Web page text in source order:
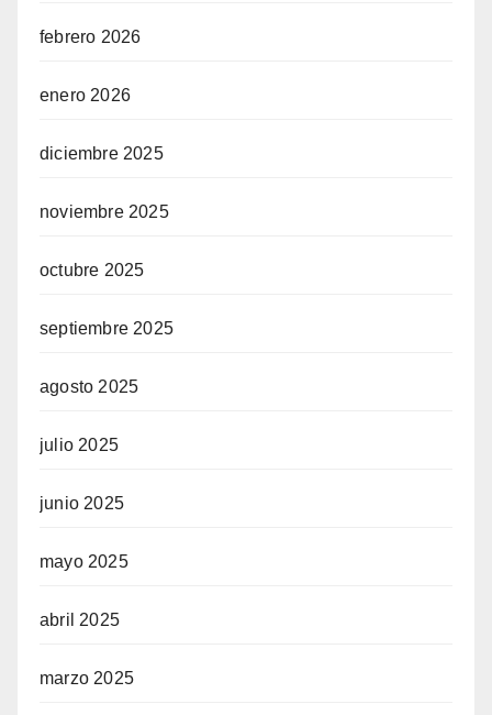
febrero 2026
enero 2026
diciembre 2025
noviembre 2025
octubre 2025
septiembre 2025
agosto 2025
julio 2025
junio 2025
mayo 2025
abril 2025
marzo 2025